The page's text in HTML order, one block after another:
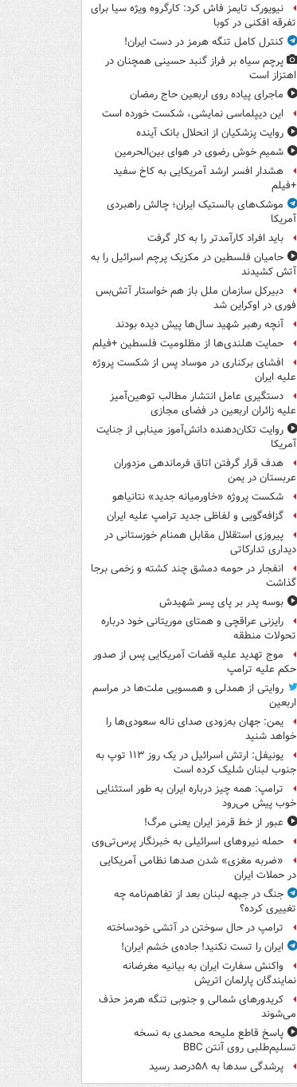
نیویورک تایمز فاش کرد: کارگروه ویژه سیا برای
تفرقه افکنی در کوبا
کنترل کامل تنگه هرمز در دست ایران!
پرچم سیاه بر فراز گنبد حسینی همچنان در
اهتزاز است
ماجرای پیاده روی اربعین حاج رمضان
این دیپلماسی نمایشی، شکست خورده است
روایت پزشکیان از انحلال بانک آینده
شمیم خوش رضوی در هوای بین‌الحرمین
هشدار افسر ارشد آمریکایی به کاخ سفید
+فیلم
موشک‌های بالستیک ایران؛ چالش راهبردی
آمریکا
باید افراد کارآمدتر را به کار گرفت
حامیان فلسطین در مکزیک پرچم اسرائیل را به
آتش کشیدند
دبیرکل سازمان ملل باز هم خواستار آتش‌بس
فوری در اوکراین شد
آنچه رهبر شهید سال‌ها پیش دیده بودند
حمایت هلندی‌ها از مظلومیت فلسطین +فیلم
افشای برکناری در موساد پس از شکست پروژه
علیه ایران
دستگیری عامل انتشار مطالب توهین‌آمیز
علیه زائران اربعین در فضای مجازی
روایت تکان‌دهنده دانش‌آموز مینابی از جنایت
آمریکا
هدف قرار گرفتن اتاق‌ فرماندهی مزدوران
عربستان در یمن
شکست پروژه «خاورمیانه جدید» نتانیاهو
گزافه‌گویی و لفاظی جدید ترامپ علیه ایران
پیروزی استقلال مقابل همنام خوزستانی در
دیداری تدارکاتی
انفجار در حومه دمشق چند کشته و زخمی برجا
گذاشت
بوسه‌ پدر بر پای پسر شهیدش
رایزنی عراقچی و همتای موریتانی خود درباره
تحولات منطقه
موج تهدید علیه قضات آمریکایی پس از صدور
حکم علیه ترامپ
روایتی از همدلی و همسویی ملت‌ها در مراسم
اربعین
یمن: جهان به‌زودی صدای ناله سعودی‌ها را
خواهد شنید
یونیفل: ارتش اسرائیل در یک روز ۱۱۳ توپ به
جنوب لبنان شلیک کرده است
ترامپ: همه چیز درباره ایران به طور استثنایی
خوب پیش می‌رود
عبور از خط قرمز ایران یعنی مرگ!
حمله نیروهای اسرائیلی به خبرنگار پرس‌تی‌وی
«ضربه مغزی» شدن صدها نظامی آمریکایی
در حملات ایران
جنگ در جبهه لبنان بعد از تفاهم‌نامه چه
تغییری کرده؟
ترامپ در حال سوختن در آتشی خودساخته
ایران را تست نکنید! جاده‌ی خشم ایران!
واکنش سفارت ایران به بیانیه مغرضانه
نمایندگان پارلمان اتریش
کریدورهای شمالی و جنوبی تنگه هرمز حذف
می‌شوند
پاسخ قاطع ملیحه محمدی به نسخه
تسلیم‌طلبی روی آنتن BBC
پرشدگی سدها به ۵۸درصد رسید